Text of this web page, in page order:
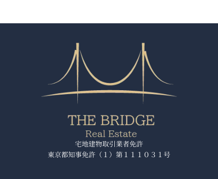
宅地建物取引業者免許
東京都知事免許（１）第１１１０３１号